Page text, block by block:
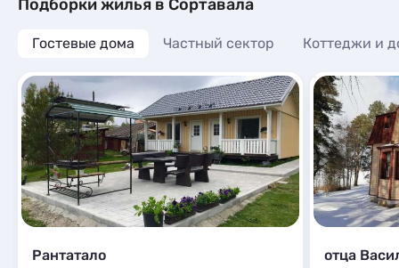
Подборки жилья в Сортавала
Гостевые дома Частный сектор Коттеджи и
Рантатало отца